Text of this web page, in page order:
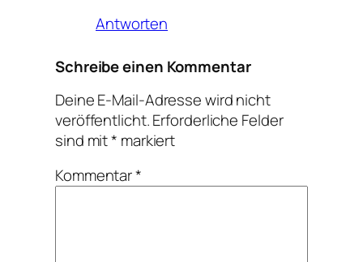
Antworten
Schreibe einen Kommentar
Deine E-Mail-Adresse wird nicht
veröffentlicht.Erforderliche Felder
sind mit* markiert
Kommentar*